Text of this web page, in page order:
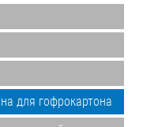
для гофрокартона